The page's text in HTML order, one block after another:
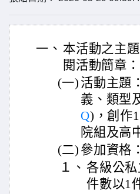
一、 本活動之主
閱活動簡章：
(一) 活動主題
義、類型
Q)，創作
院組及高
(二) 參加資格：
１、 各級公
件數以1